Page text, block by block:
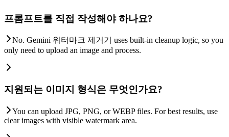
프롬프트를 직접 작성해야 하나요?
No. Gemini 워터마크 제거기 uses built-in cleanup logic, so you
only need to upload an image and process.
지원되는 이미지 형식은 무엇인가요?
You can upload JPG, PNG, or WEBP files. For best results, use
clear images with visible watermark area.